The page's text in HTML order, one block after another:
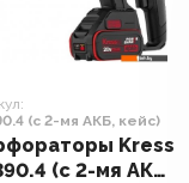
(с 2-мя АКБ, кейс)
Kress
(с 2-мя АКБ,